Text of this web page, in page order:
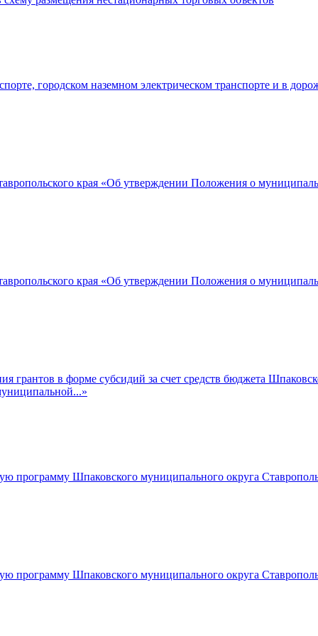
городском наземном электрическом транспорте и в
края «Об утверждении Положения о
края «Об утверждении Положения о
грантов в форме субсидий за счет средств бюджета
программу Шпаковского муниципального округа
программу Шпаковского муниципального округа